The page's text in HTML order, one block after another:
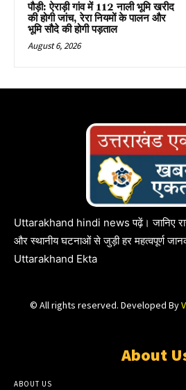
पौड़ी: ऐराड़ी गांव में 112 नाली भूमि खरीद
की होगी जांच, रेरा नियमों के पालन और
भूमि सौदे की होगी पड़ताल
August 6, 2026
Uttarakhand hindi news पढ़ें। जानिए
और स्थानीय घटनाओं से जुड़ी हर महत्वपूर्ण
Uttarakhand Ekta
© All rights reserved. Developed By
About
ABOUT US